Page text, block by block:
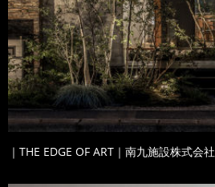
｜THE EDGE OF ART｜南九施設株式会社